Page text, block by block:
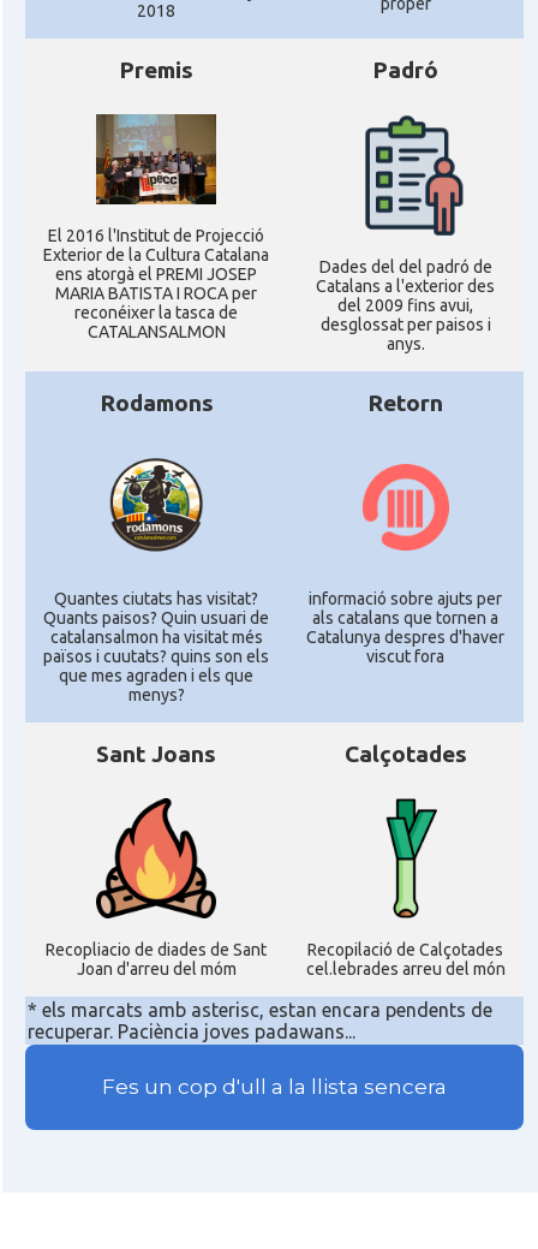
2018
Premis
El 2016 l'Institut de Projecció
Exterior de la Cultura Catalana
ens atorgà el PREMI JOSEP
MARIA BATISTA I ROCA per
reconéixer la tasca de
CATALANSALMON
Padró
Dades del del padró de
Catalans a l'exterior des
del 2009 fins avui,
desglossat per paisos i
anys.
Rodamons
Quantes ciutats has visitat?
Quants paisos? Quin usuari de
catalansalmon ha visitat més
països i cuutats? quins son els
que mes agraden i els que
menys?
Retorn
informació sobre ajuts per
als catalans que tornen a
Catalunya despres d'haver
viscut fora
Sant Joans
Recopliacio de diades de Sant
Joan d'arreu del móm
Calçotades
Recopilació de Calçotades
cel.lebrades arreu del món
* els marcats amb asterisc, estan encara pendents de
recuperar. Paciència joves padawans...
Fes un cop d'ull a la llista sencera